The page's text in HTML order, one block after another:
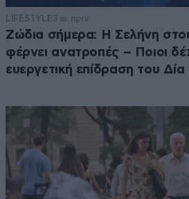
LIFESTYLE3 ω. πριν
Ζώδια σήμερα: Η Σελήνη
φέρνει ανατροπές – Ποιοι
ευεργετική επίδραση του